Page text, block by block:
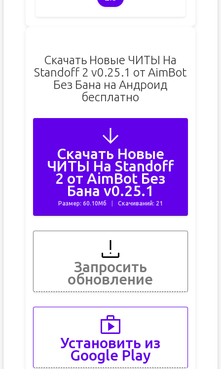
Скачать Новые ЧИТЫ На
Standoff 2 v0.25.1 от AimBot
Без Бана на Андроид
бесплатно
Скачать Новые
ЧИТЫ На Standoff
2 от AimBot Без
Бана v0.25.1
Размер: 60.10Мб Скачиваний: 21
Запросить
обновление
Установить из
Google Play